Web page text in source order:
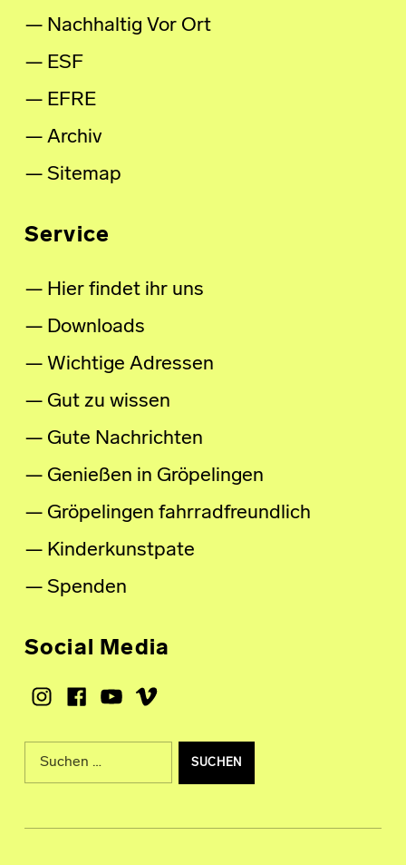
Nachhaltig Vor Ort
ESF
EFRE
Archiv
Sitemap
Service
Hier findet ihr uns
Downloads
Wichtige Adressen
Gut zu wissen
Gute Nachrichten
Genießen in Gröpelingen
Gröpelingen fahrradfreundlich
Kinderkunstpate
Spenden
Social Media
Instagram
Facebook
Youtube
Vimeo
Suche nach: